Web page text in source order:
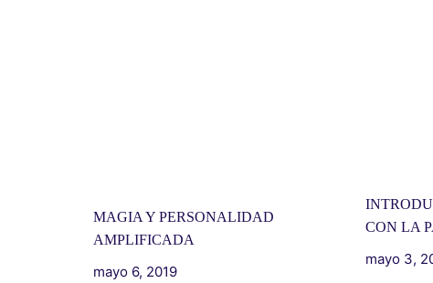
MAGIA Y PERSONALIDAD
AMPLIFICADA
mayo 6, 2019
CON LA
mayo 3,